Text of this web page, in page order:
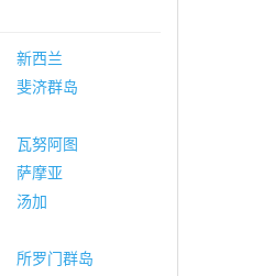
新西兰
斐济群岛
瓦努阿图
萨摩亚
汤加
所罗门群岛